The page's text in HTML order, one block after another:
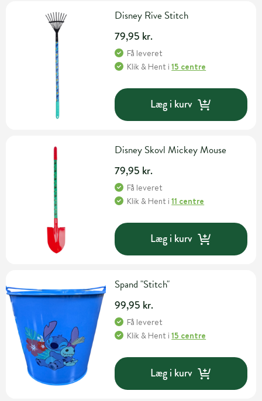
Disney Rive Stitch
79,95 kr.
Få leveret
Klik & Hent i15 centre
Læg i kurv
Disney Skovl Mickey Mouse
79,95 kr.
Få leveret
Klik & Hent i11 centre
Læg i kurv
Spand "Stitch"
99,95 kr.
Få leveret
Klik & Hent i15 centre
Læg i kurv